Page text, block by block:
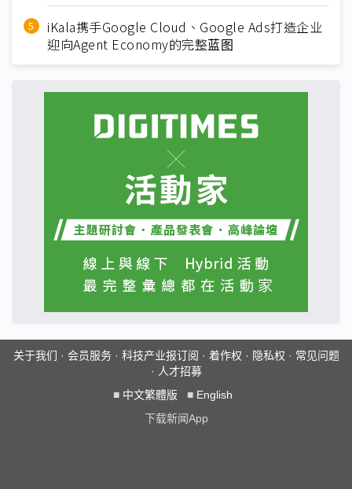
iKala携手Google Cloud、Google Ads打造企业
迎向Agent Economy的完整蓝图
关于我们 · 会员服务· 科技产业报订阅 · 着作权 · 隐私权 · 常见问题
· 人才招募
■ 中文繁體版 ■ English
下载新闻App